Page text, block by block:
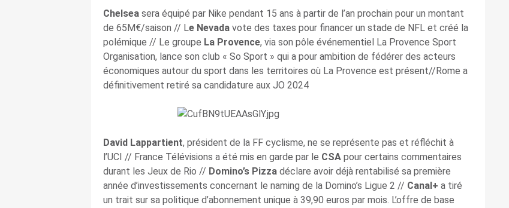
Chelsea sera équipé par Nike pendant 15 ans à partir de l’an prochain pour un montant
de 65M€/saison // Le Nevada vote des taxes pour financer un stade de NFL et créé la
polémique // Le groupe La Provence, via son pôle événementiel La Provence Sport
Organisation, lance son club « So Sport » qui a pour ambition de fédérer des acteurs
économiques autour du sport dans les territoires où La Provence est présent//Rome a
définitivement retiré sa candidature aux JO 2024
David Lappartient, président de la FF cyclisme, ne se représente pas et réfléchit à
l’UCI // France Télévisions a été mis en garde par le CSA pour certains commentaires
durant les Jeux de Rio // Domino’s Pizza déclare avoir déjà rentabilisé sa première
année d’investissements concernant le naming de la Domino’s Ligue 2 // Canal+ a tiré
un trait sur sa politique d’abonnement unique à 39,90 euros par mois. L’offre de base